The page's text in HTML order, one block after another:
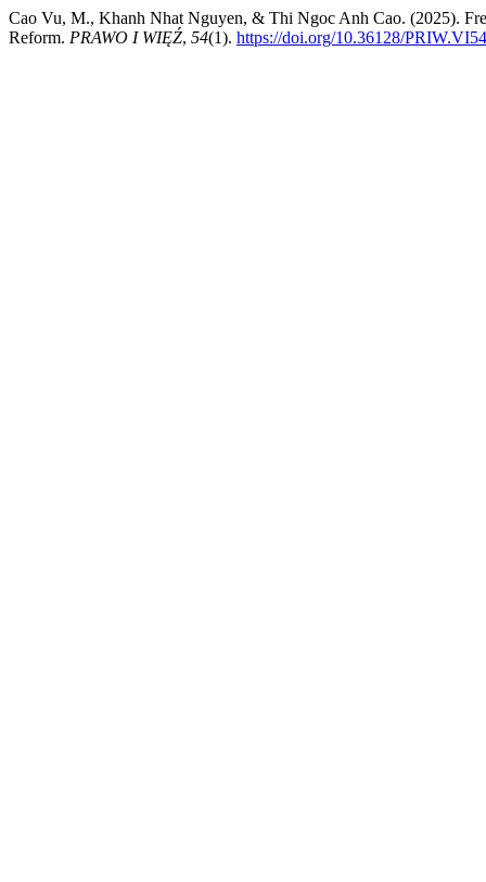
Cao Vu, M., Khanh Nhat Nguyen, & Thi Ngoc Anh Cao. (2025).
Reform. PRAWO I WIĘŹ, 54(1). https://doi.org/10.36128/